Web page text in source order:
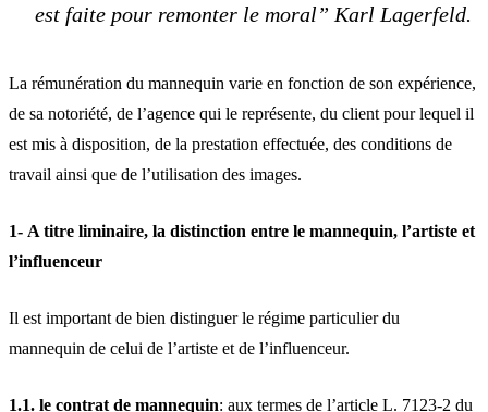
est faite pour remonter le moral” Karl Lagerfeld.
La rémunération du mannequin varie en fonction de son expérience,
de sa notoriété, de l’agence qui le représente, du client pour lequel il
est mis à disposition, de la prestation effectuée, des conditions de
travail ainsi que de l’utilisation des images.
1- A titre liminaire, la distinction entre le mannequin, l’artiste et
l’influenceur
Il est important de bien distinguer le régime particulier du
mannequin de celui de l’artiste et de l’influenceur.
1.1. le contrat de mannequin: aux termes de l’article L. 7123-2 du